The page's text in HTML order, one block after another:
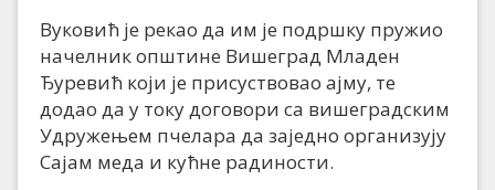
Вуковић је рекао да им је подршку пружио
начелник општине Вишеград Младен
Ђуревић који је присуствовао ајму, те
додао да у току договори са вишеградским
Удружењем пчелара да заједно организују
Сајам меда и кућне радиности.